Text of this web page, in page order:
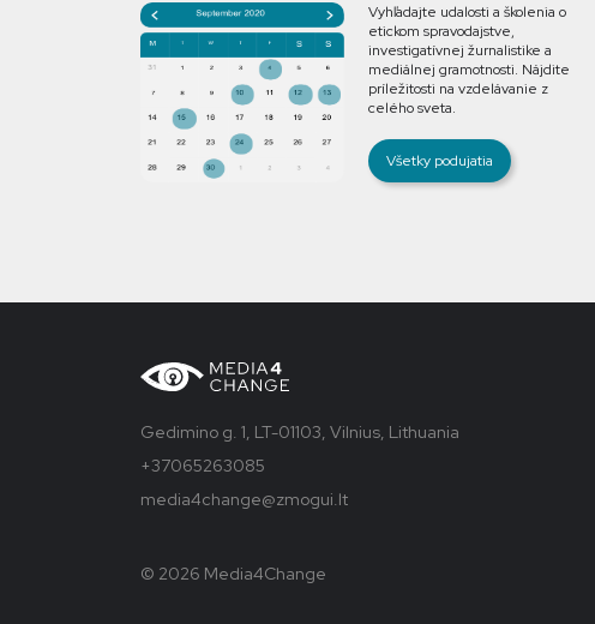
Vyhľadajte udalosti a školenia o
etickom spravodajstve,
investigatívnej žurnalistike a
mediálnej gramotnosti. Nájdite
príležitosti na vzdelávanie z
celého sveta.
Všetky podujatia
Gedimino g. 1, LT-01103, Vilnius, Lithuania
+37065263085
media4change@zmogui.lt
© 2026 Media4Change